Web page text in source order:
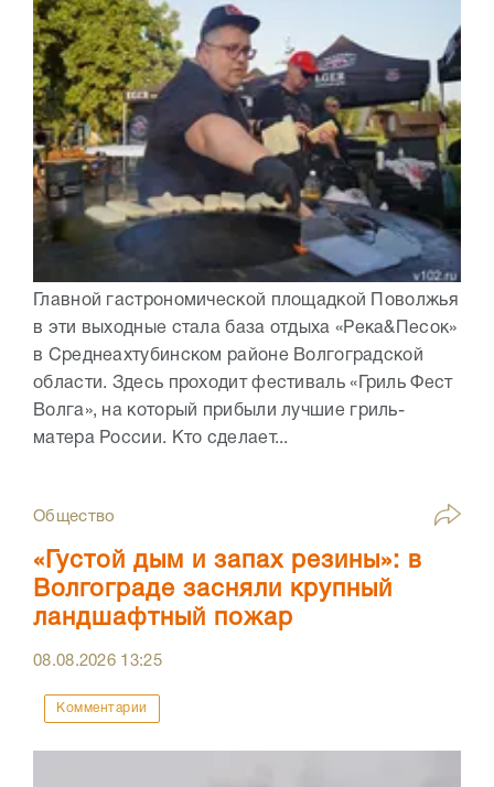
Главной гастрономической площадкой Поволжья
в эти выходные стала база отдыха «Река&Песок»
в Среднеахтубинском районе Волгоградской
области. Здесь проходит фестиваль «Гриль Фест
Волга», на который прибыли лучшие гриль-
матера России. Кто сделает...
Общество
«Густой дым и запах резины»: в
Волгограде засняли крупный
ландшафтный пожар
08.08.2026 13:25
Комментарии